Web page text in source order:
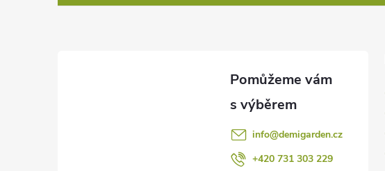
info@demigarden.cz
+420 731 303 229